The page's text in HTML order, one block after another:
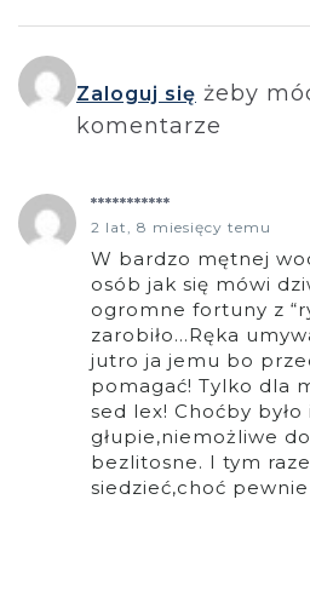
Zaloguj się żeby
komentarze
***********
2 lat, 8 miesięcy temu
W bardzo mętnej
osób jak się mówi
ogromne fortuny z
zarobiło…Ręka
jutro ja jemu bo
pomagać! Tylko dla
sed lex! Choćby
głupie,niemożliwe
bezlitosne. I tym
siedzieć,choć